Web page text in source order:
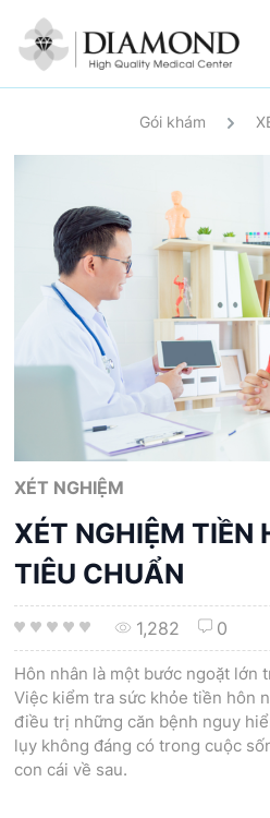
Gói khám
XÉT NGHIỆM
XÉT NGHIỆM TIỀN
TIÊU CHUẨN
1,282 0
Hôn nhân là một bước ngoặt lớn
Việc kiểm tra sức khỏe tiền hôn
điều trị những căn bệnh nguy
lụy không đáng có trong cuộc
con cái về sau.